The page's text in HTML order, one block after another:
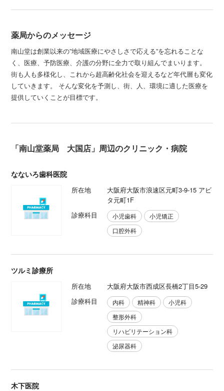
薬局からのメッセージ
南山堂は創業以来の”地域医療にやさしさで応える”を忘れることな
く、医療、予防医療、介護の分野に全力で取り組んでまいります。
街も人も多様化し、これから超高齢化社会を迎えるなど年代層も変化
していきます。 そんな変化を予測し、街、人、環境に適した医療を
提供していくことが目標です。
「南山堂薬局 大国店」周辺のクリニック・病院
なないろ歯科医院
所在地
大阪府大阪市浪速区元町3-9-15 アビ
タ元町1F
診療科目
小児歯科
小児矯正
口腔外科
ツルミ診療所
所在地
大阪府大阪市西成区長橋2丁目5-29
診療科目
内科 精神科
小児科
整形外科
リハビリテーション科
泌尿器科
木下医院